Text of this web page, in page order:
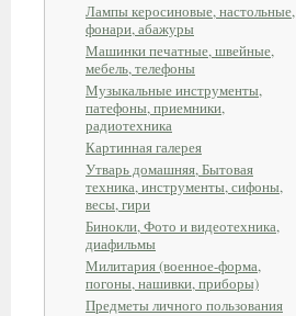
Лампы керосиновые, настольные,
фонари, абажуры
Машинки печатные, швейные,
мебель, телефоны
Музыкальные инструменты,
патефоны, приемники,
радиотехника
Картинная галерея
Утварь домашняя, Бытовая
техника, инструменты, сифоны,
весы, гири
Бинокли, Фото и видеотехника,
диафильмы
Милитария (военное-форма,
погоны, нашивки, приборы)
Предметы личного пользования